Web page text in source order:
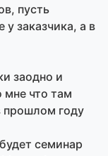
пусть
заказчика, а в
заодно и
мне что там
прошлом году
семинар